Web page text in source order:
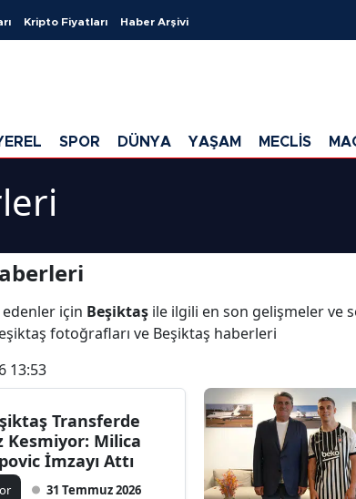
Kripto Fiyatları Haber Arşivi
SPOR DÜNYA YAŞAM MECLİS
için Beşiktaş ile ilgili en son gelişmeler ve
fotoğrafları ve Beşiktaş haberleri
13:53
Transferde
Kesmiyor: Milica
İmzayı Attı
31 Temmuz 2026